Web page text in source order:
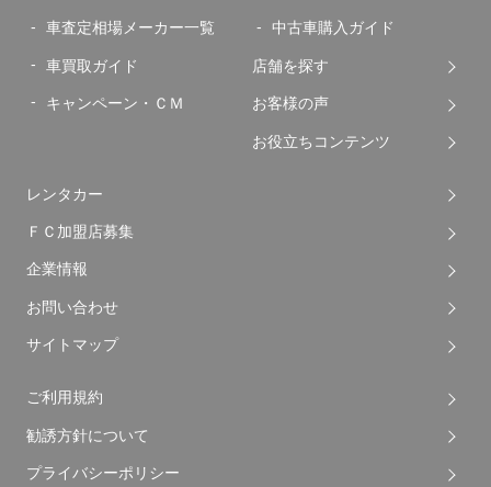
車査定相場メーカー一覧
車買取ガイド
キャンペーン・ＣＭ
中古車購入ガイド
店舗を探す
お客様の声
お役立ちコンテンツ
レンタカー
ＦＣ加盟店募集
企業情報
お問い合わせ
サイトマップ
ご利用規約
勧誘方針について
プライバシーポリシー